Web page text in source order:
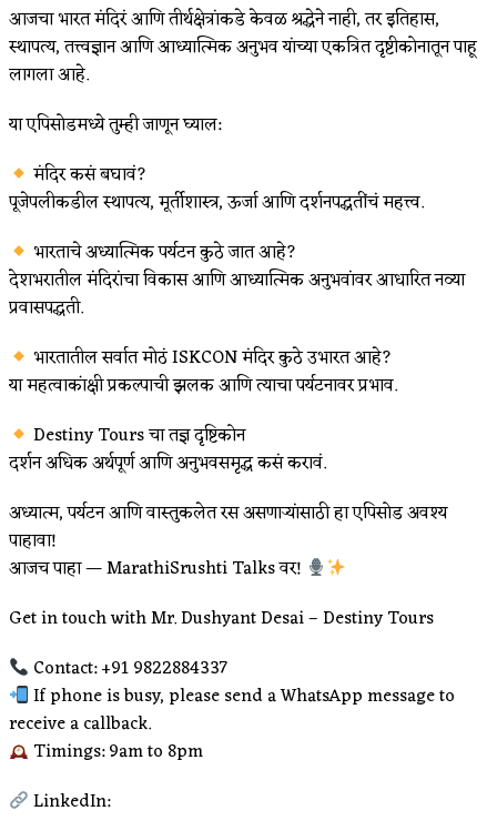
आजचा भारत मंदिरं आणि तीर्थक्षेत्रांकडे केवळ श्रद्धेने नाही, तर इतिहास,
स्थापत्य, तत्त्वज्ञान आणि आध्यात्मिक अनुभव यांच्या एकत्रित दृष्टीकोनातून पाहू
लागला आहे.
या एपिसोडमध्ये तुम्ही जाणून घ्याल:
मंदिर कसं बघावं?
पूजेपलीकडील स्थापत्य, मूर्तीशास्त्र, ऊर्जा आणि दर्शनपद्धतींचं महत्त्व.
भारताचे अध्यात्मिक पर्यटन कुठे जात आहे?
देशभरातील मंदिरांचा विकास आणि आध्यात्मिक अनुभवांवर आधारित नव्या
प्रवासपद्धती.
भारतातील सर्वात मोठं ISKCON मंदिर कुठे उभारत आहे?
या महत्वाकांक्षी प्रकल्पाची झलक आणि त्याचा पर्यटनावर प्रभाव.
Destiny Tours चा तज्ञ दृष्टिकोन
दर्शन अधिक अर्थपूर्ण आणि अनुभवसमृद्ध कसं करावं.
अध्यात्म, पर्यटन आणि वास्तुकलेत रस असणाऱ्यांसाठी हा एपिसोड अवश्य
पाहावा!
आजच पाहा — MarathiSrushti Talks वर!
Get in touch with Mr. Dushyant Desai – Destiny Tours
Contact: ‪‪+91 9822884337‬‬
If phone is busy, please send a WhatsApp message to
receive a callback.
Timings: 9am to 8pm
LinkedIn: